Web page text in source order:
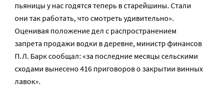
пьяницы у нас годятся теперь в старейшины. Стали
они так работать, что смотреть удивительно».
Оценивая положение дел с распространением
запрета продажи водки в деревне, министр финансов
П.Л. Барк сообщал: «за последние месяцы сельскими
сходами вынесено 416 приговоров о закрытии винных
лавок».